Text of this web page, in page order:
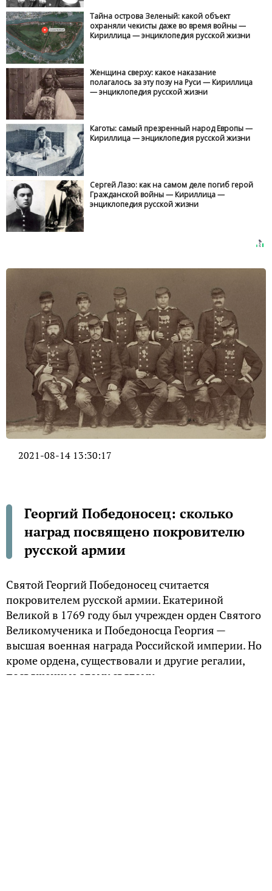
Тайна острова Зеленый: какой объект
охраняли чекисты даже во время войны —
Кириллица — энциклопедия русской жизни
Женщина сверху: какое наказание
полагалось за эту позу на Руси — Кириллица
— энциклопедия русской жизни
Каготы: самый презренный народ Европы —
Кириллица — энциклопедия русской жизни
Сергей Лазо: как на самом деле погиб герой
Гражданской войны — Кириллица —
энциклопедия русской жизни
2021-08-14 13:30:17
Георгий Победоносец: сколько
наград посвящено покровителю
русской армии
Святой Георгий Победоносец считается
покровителем русской армии. Екатериной
Великой в 1769 году был учрежден орден Святого
Великомученика и Победоносца Георгия —
высшая военная награда Российской империи. Но
кроме ордена, существовали и другие регалии,
посвященные этому святому.